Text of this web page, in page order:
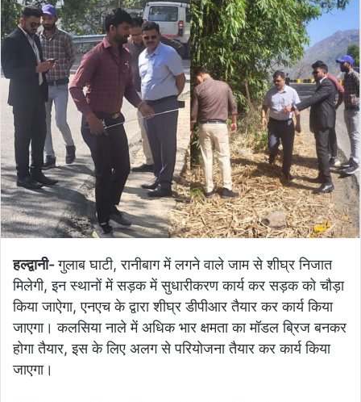
हल्द्वानी-गुलाब घाटी, रानीबाग में लगने वाले जाम से शीघ्र निजात
मिलेगी, इन स्थानों में सड़क में सुधारीकरण कार्य कर सड़क को चौड़ा
किया जाऐगा, एनएच के द्वारा शीघ्र डीपीआर तैयार कर कार्य किया
जाएगा। कलसिया नाले में अधिक भार क्षमता का मॉडल ब्रिज बनकर
होगा तैयार, इस के लिए अलग से परियोजना तैयार कर कार्य किया
जाएगा।